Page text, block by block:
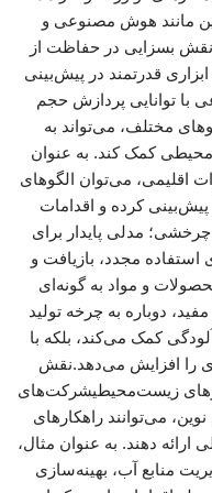
مانند هوش مصنوعی و
بسزایی در حفاظت از
قدرتمند در پیش‌بینی
توانایی پردازش حجم
مختلف، می‌تواند به
کمک کند. به عنوان
اقلیمی، می‌توان الگوهای
کرده و اقدامات
چرخشی؛ مدلی پایدار برای
مجدد، بازیافت و
و مواد به گونه‌ای
دوباره به چرخه تولید
کمک می‌کند، بلکه با
را افزایش می‌دهد.نقش
زیست‌محیطیشرکت‌های
می‌توانند راهکارهای
دهند. به عنوان مثال،
منابع آب، بهینه‌سازی